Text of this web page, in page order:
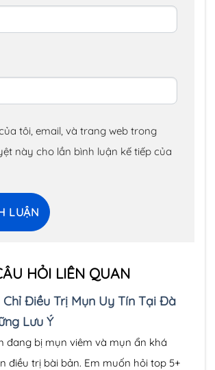
tôi, email, và trang web trong
này cho lần bình luận kế tiếp của
HỎI LIÊN QUAN
Điều Trị Mụn Uy Tín Tại Đà
Lưu Ý
đang bị mụn viêm và mụn ẩn khá
điều trị bài bản. Em muốn hỏi top 5+